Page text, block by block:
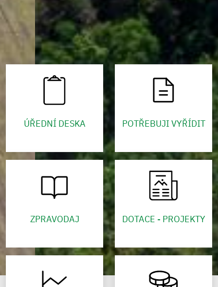
ÚŘEDNÍ DESKA POTŘEBUJI VYŘÍDIT
ZPRAVODAJ DOTACE - PROJEKTY